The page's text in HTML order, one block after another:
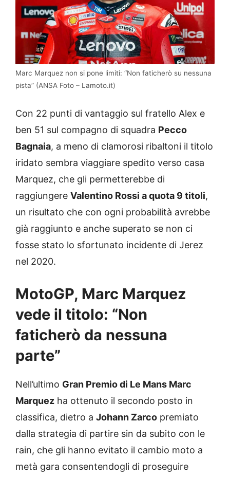
Marc Marquez non si pone limiti: “Non faticherò su nessuna
pista” (ANSA Foto – Lamoto.it)
Con 22 punti di vantaggio sul fratello Alex e
ben 51 sul compagno di squadra Pecco
Bagnaia, a meno di clamorosi ribaltoni il titolo
iridato sembra viaggiare spedito verso casa
Marquez, che gli permetterebbe di
raggiungere Valentino Rossi a quota 9 titoli,
un risultato che con ogni probabilità avrebbe
già raggiunto e anche superato se non ci
fosse stato lo sfortunato incidente di Jerez
nel 2020.
MotoGP, Marc Marquez
vede il titolo: “Non
faticherò da nessuna
parte”
Nell’ultimo Gran Premio di Le Mans Marc
Marquez ha ottenuto il secondo posto in
classifica, dietro a Johann Zarco premiato
dalla strategia di partire sin da subito con le
rain, che gli hanno evitato il cambio moto a
metà gara consentendogli di proseguire